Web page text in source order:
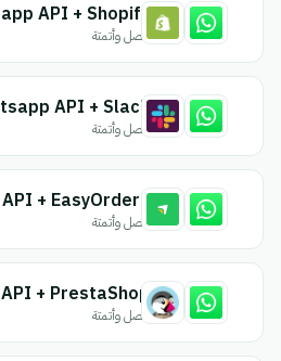
API + Shopify
اتصل وأتمتة
API + Slack
اتصل وأتمتة
+ EasyOrders
اتصل وأتمتة
+ PrestaShop
اتصل وأتمتة